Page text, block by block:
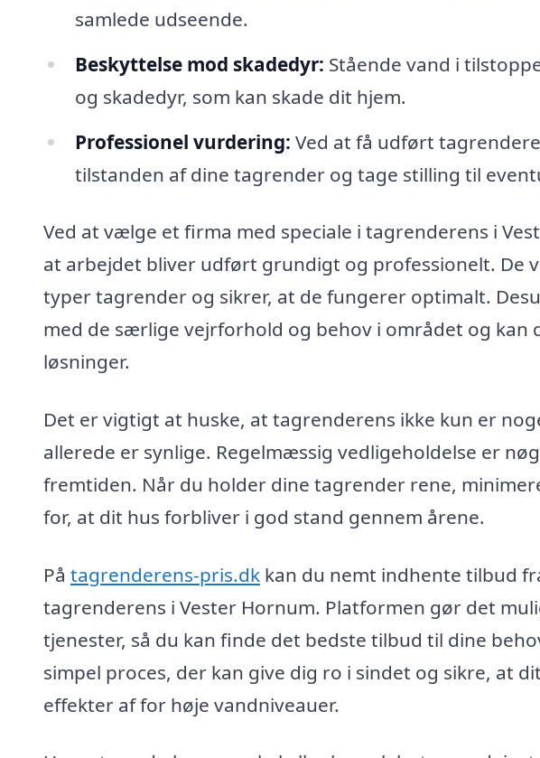
samlede udseende.
Beskyttelse mod skadedyr: Stående vand i
og skadedyr, som kan skade dit hjem.
Professionel vurdering: Ved at få udført
tilstanden af dine tagrender og tage stilling til
Ved at vælge et firma med speciale i tagrenderens i
at arbejdet bliver udført grundigt og professionelt. De
typer tagrender og sikrer, at de fungerer optimalt.
med de særlige vejrforhold og behov i området og
løsninger.
Det er vigtigt at huske, at tagrenderens ikke kun er
allerede er synlige. Regelmæssig vedligeholdelse er
fremtiden. Når du holder dine tagrender rene,
for, at dit hus forbliver i god stand gennem årene.
På tagrenderens-pris.dk kan du nemt indhente tilbud
tagrenderens i Vester Hornum. Platformen gør det
tjenester, så du kan finde det bedste tilbud til dine
simpel proces, der kan give dig ro i sindet og sikre, at
effekter af for høje vandniveauer.